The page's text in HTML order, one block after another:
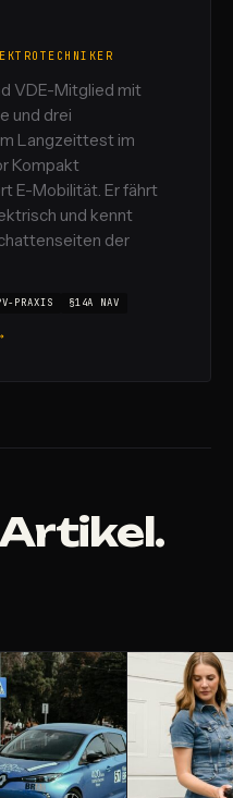
VDE-Mitglied mit
und drei
Langzeittest im
Kompakt
E-Mobilität. Er fährt
und kennt
der
PRAXIS §14A NAV